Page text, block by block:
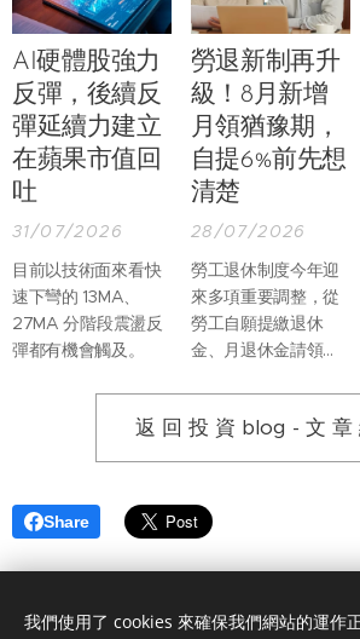
AI硬體股強力
反彈，後續反
彈延續力建立
在蘋果市值回
吐
31/07/2026
目前以技術面來看快
速下彎的 13MA、
27MA 分階段震盪反
彈都有機會觸及。
勞退新制再升
級！8月新增
月領猶豫期，
自提6%前先想
清楚
28/07/2026
勞工退休制度今年迎
來多項重要調整，從
勞工自願提繳退休
金、月退休金請領程
理，都有更完整的規
範。
返 回 投 資 blog - 文 章
Share
我們使用了 cookies 來確保我們網站的運作